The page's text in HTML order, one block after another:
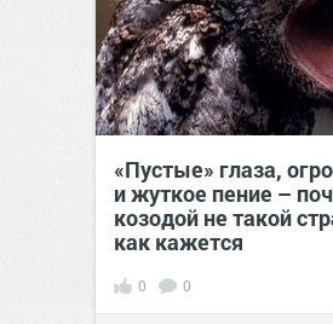
«Пустые» глаза,
и жуткое пение –
козодой не такой
как кажется
0 0